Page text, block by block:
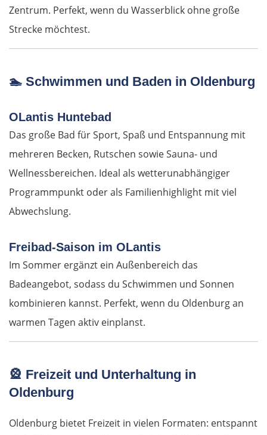
Zentrum. Perfekt, wenn du Wasserblick ohne große
Strecke möchtest.
🏊 Schwimmen und Baden in Oldenburg
OLantis Huntebad
Das große Bad für Sport, Spaß und Entspannung mit
mehreren Becken, Rutschen sowie Sauna- und
Wellnessbereichen. Ideal als wetterunabhängiger
Programmpunkt oder als Familienhighlight mit viel
Abwechslung.
Freibad-Saison im OLantis
Im Sommer ergänzt ein Außenbereich das
Badeangebot, sodass du Schwimmen und Sonnen
kombinieren kannst. Perfekt, wenn du Oldenburg an
warmen Tagen aktiv einplanst.
🎡 Freizeit und Unterhaltung in
Oldenburg
Oldenburg bietet Freizeit in vielen Formaten: entspannt
Rimini
Termoli
Vieste
Foggia
Pompeji
Gaeta
Terni
Foligno